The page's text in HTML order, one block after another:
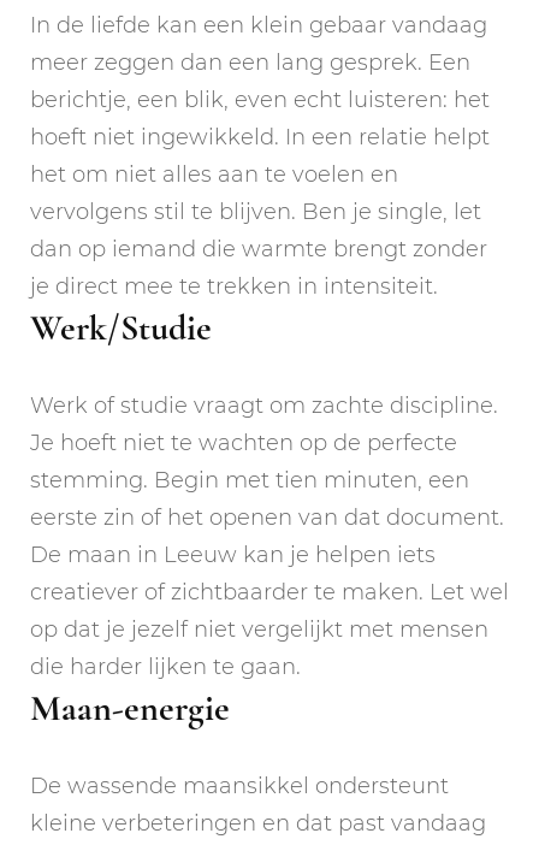
In de liefde kan een klein gebaar vandaag
meer zeggen dan een lang gesprek. Een
berichtje, een blik, even echt luisteren: het
hoeft niet ingewikkeld. In een relatie helpt
het om niet alles aan te voelen en
vervolgens stil te blijven. Ben je single, let
dan op iemand die warmte brengt zonder
je direct mee te trekken in intensiteit.
Werk/Studie
Werk of studie vraagt om zachte discipline.
Je hoeft niet te wachten op de perfecte
stemming. Begin met tien minuten, een
eerste zin of het openen van dat document.
De maan in Leeuw kan je helpen iets
creatiever of zichtbaarder te maken. Let wel
op dat je jezelf niet vergelijkt met mensen
die harder lijken te gaan.
Maan-energie
De wassende maansikkel ondersteunt
kleine verbeteringen en dat past vandaag